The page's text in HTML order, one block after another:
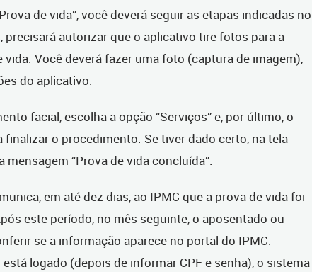
de vida”, você deverá seguir as etapas indicadas no
precisará autorizar que o aplicativo tire fotos para a
vida. Você deverá fazer uma foto (captura de imagem),
do aplicativo.
facial, escolha a opção “Serviços” e, por último, o
finalizar o procedimento. Se tiver dado certo, na tela
mensagem “Prova de vida concluída”.
em até dez dias, ao IPMC que a prova de vida foi
este período, no mês seguinte, o aposentado ou
se a informação aparece no portal do IPMC.
logado (depois de informar CPF e senha), o sistema